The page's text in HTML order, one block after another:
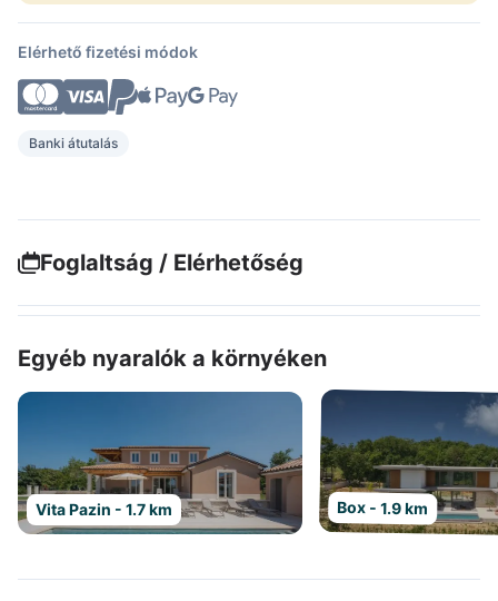
Elérhető fizetési módok
Banki átutalás
Foglaltság / Elérhetőség
Egyéb nyaralók a környéken
Vita Pazin - 1.7 km Box - 1.9 km